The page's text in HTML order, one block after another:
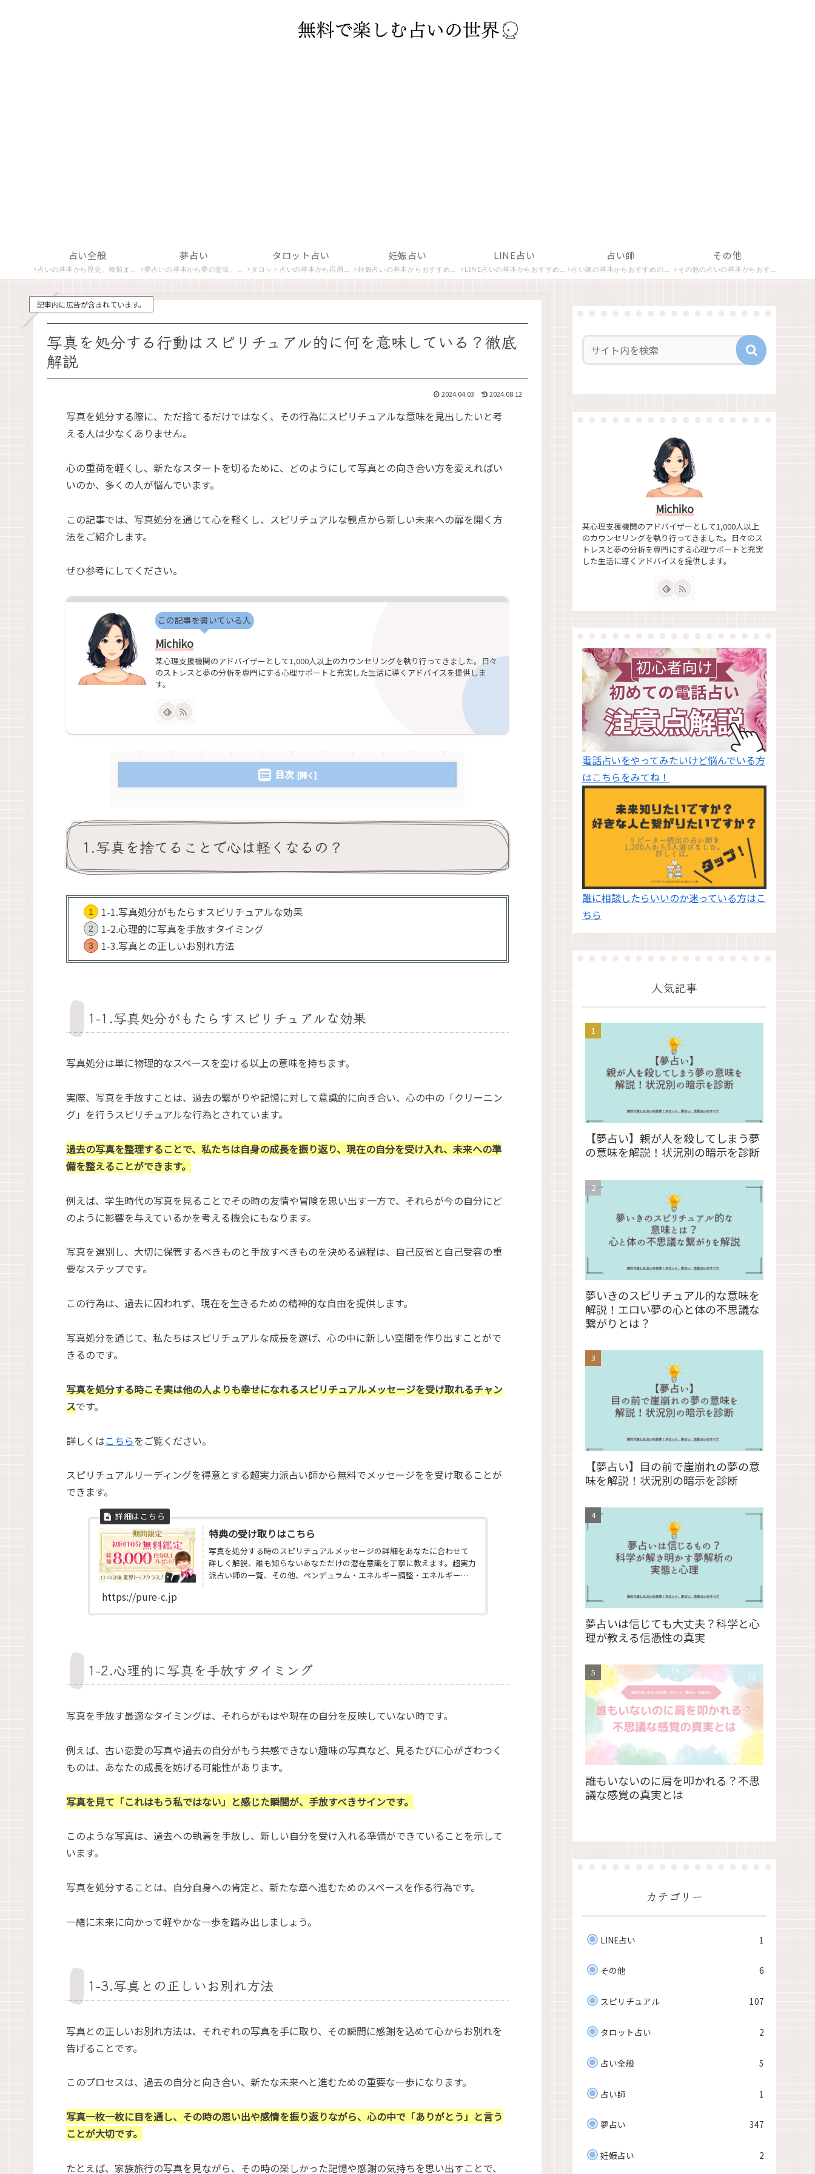
占い全般
占いの基本から歴史、種類までを詳しく解説。占いの世界を深く知りたい方必見のコンテンツが満載です。
夢占い
夢占いの基本から夢の意味、夢占いで未来を予知する方法までを紹介。夢占いで未来を知りたい方はこちら。
タロット占い
タロット占いの基本から応用、無料でできるタロット占いまでを紹介。タロット占いで運命を占いたい方はこちら。
妊娠占い
妊娠占いの基本からおすすめの妊娠占い師、妊娠時期を占う方法までを紹介。妊娠占いで未来の子供を知りたい方はこちら。
LINE占い
LINE占いの基本からおすすめのLINE占い師、危険なLINE占いまでを紹介。LINE占いで運命を占いたい方はこちら。
占い師
占い師の基本からおすすめの占い師、占い師になる方法までを紹介。占い師の世界を知りたい方はこちら。
その他
その他の占いの基本からおすすめの占い、無料でできる占いまでを紹介。占いの世界をもっと知りたい方はこちら。
記事内に広告が含まれています。
写真を処分する行動はスピリチュアル的に何を意味している？徹底
解説
2024.04.03 2024.08.12
写真を処分する際に、ただ捨てるだけではなく、その行為にスピリチュアルな意味を見出したいと考
える人は少なくありません。
心の重荷を軽くし、新たなスタートを切るために、どのようにして写真との向き合い方を変えればい
いのか、多くの人が悩んでいます。
この記事では、写真処分を通じて心を軽くし、スピリチュアルな観点から新しい未来への扉を開く方
法をご紹介します。
ぜひ参考にしてください。
この記事を書いている人
Michiko
某心理支援機関のアドバイザーとして1,000人以上のカウンセリングを執り行ってきました。日々
のストレスと夢の分析を専門にする心理サポートと充実した生活に導くアドバイスを提供しま
す。
目次
1.写真を捨てることで心は軽くなるの？
1-1.写真処分がもたらすスピリチュアルな効果
1-2.心理的に写真を手放すタイミング
1-3.写真との正しいお別れ方法
1-1.写真処分がもたらすスピリチュアルな効果
写真処分は単に物理的なスペースを空ける以上の意味を持ちます。
実際、写真を手放すことは、過去の繋がりや記憶に対して意識的に向き合い、心の中の「クリーニン
グ」を行うスピリチュアルな行為とされています。
過去の写真を整理することで、私たちは自身の成長を振り返り、現在の自分を受け入れ、未来への準
備を整えることができます。
例えば、学生時代の写真を見ることでその時の友情や冒険を思い出す一方で、それらが今の自分にど
のように影響を与えているかを考える機会にもなります。
写真を選別し、大切に保管するべきものと手放すべきものを決める過程は、自己反省と自己受容の重
要なステップです。
この行為は、過去に囚われず、現在を生きるための精神的な自由を提供します。
写真処分を通じて、私たちはスピリチュアルな成長を遂げ、心の中に新しい空間を作り出すことがで
きるのです。
写真を処分する時こそ実は他の人よりも幸せになれるスピリチュアルメッセージを受け取れるチャン
スです。
詳しくはこちらをご覧ください。
スピリチュアルリーディングを得意とする超実力派占い師から無料でメッセージをを受け取ることが
できます。
特典の受け取りはこちら
写真を処分する時のスピリチュアルメッセージの詳細をあなたに合わせて
詳しく解説、誰も知らないあなただけの潜在意識を丁寧に教えます。超実力
派占い師の一覧、その他、ペンデュラム・エネルギー調整・エネルギー診
https://pure-c.jp
1-2.心理的に写真を手放すタイミング
写真を手放す最適なタイミングは、それらがもはや現在の自分を反映していない時です。
例えば、古い恋愛の写真や過去の自分がもう共感できない趣味の写真など、見るたびに心がざわつく
ものは、あなたの成長を妨げる可能性があります。
写真を見て「これはもう私ではない」と感じた瞬間が、手放すべきサインです。
このような写真は、過去への執着を手放し、新しい自分を受け入れる準備ができていることを示して
います。
写真を処分することは、自分自身への肯定と、新たな章へ進むためのスペースを作る行為です。
一緒に未来に向かって軽やかな一歩を踏み出しましょう。
1-3.写真との正しいお別れ方法
写真との正しいお別れ方法は、それぞれの写真を手に取り、その瞬間に感謝を込めて心からお別れを
告げることです。
このプロセスは、過去の自分と向き合い、新たな未来へと進むための重要な一歩になります。
写真一枚一枚に目を通し、その時の思い出や感情を振り返りながら、心の中で「ありがとう」と言う
ことが大切です。
たとえば、家族旅行の写真を見ながら、その時の楽しかった記憶や感謝の気持ちを思い出すことで、
Michiko
某心理支援機関のアドバイザーとして1,000人以上
のカウンセリングを執り行ってきました。日々のス
トレスと夢の分析を専門にする心理サポートと充実
した生活に導くアドバイスを提供します。
電話占いをやってみたいけど悩んでいる方
はこちらをみてね！
誰に相談したらいいのか迷っている方はこ
ちら
人気記事
【夢占い】親が人を殺してしまう夢
の意味を解説！状況別の暗示を診断
夢いきのスピリチュアル的な意味を
解説！エロい夢の心と体の不思議な
繋がりとは？
【夢占い】目の前で崖崩れの夢の意
味を解説！状況別の暗示を診断
夢占いは信じても大丈夫？科学と心
理が教える信憑性の真実
誰もいないのに肩を叩かれる？不思
議な感覚の真実とは
カテゴリー
LINE占い 1
その他 6
スピリチュアル 107
タロット占い 2
占い全般 5
占い師 1
夢占い 347
妊娠占い 2